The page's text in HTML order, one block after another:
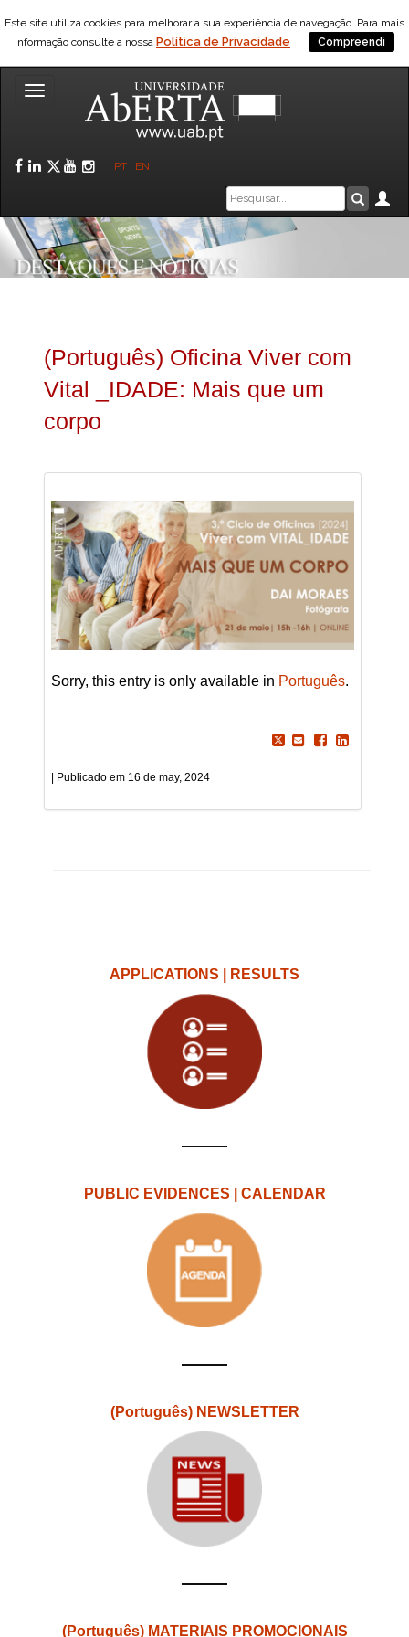
Este site utiliza cookies para melhorar a sua experiência de navegação. Para mais
informação consulte a nossa Política de Privacidade Compreendi
Toggle
Facebook
LinkedIn
Twitter
YouTube
Instagram
PT EN
Caixa
de
pesquisa
(Português) Oficina Viver com
Vital _IDADE: Mais que um
corpo
Sorry, this entry is only available in Português.
16 de may, 2024
APPLICATIONS | RESULTS
PUBLIC EVIDENCES | CALENDAR
(Português) NEWSLETTER
(Português) MATERIAIS PROMOCIONAIS